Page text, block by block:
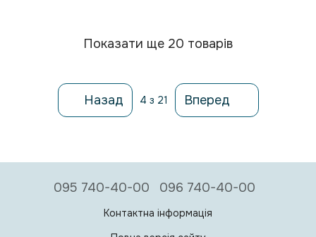
Показати ще 20 товарів
Назад 4 з 21 Вперед
095 740-40-00 096 740-40-00
Контактна інформація